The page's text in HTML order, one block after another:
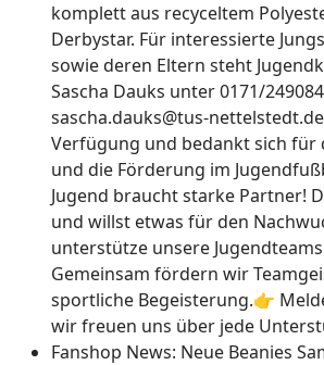
komplett aus recyceltem
Derbystar. Für interessierte
sowie deren Eltern steht
Sascha Dauks unter 0171/
sascha.dauks@tus-
Verfügung und bedankt sich für
und die Förderung im
Jugend braucht starke Partner!
und willst etwas für den
unterstütze unsere
Gemeinsam fördern wir
sportliche Begeisterung.👉
wir freuen uns über jede
Fanshop News: Neue Beanies